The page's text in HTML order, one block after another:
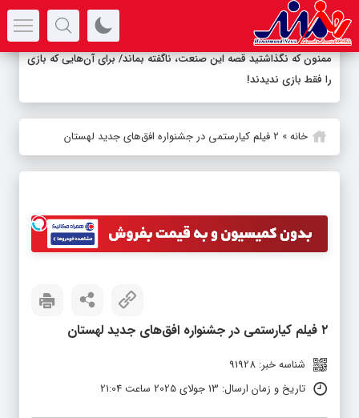
ممنون که نگذاشتید قصه این صنعت، ناگفته بماند/ برای آن‌هایی که بازی
را فقط بازی ندیدند!
خانه» ۲ فیلم کیارستمی در جشنواره افق‌های جدید لهستان
۲ فیلم کیارستمی در جشنواره افق‌های جدید لهستان
شناسه خبر: 91928
تاریخ و زمان ارسال: 13 جولای 2025 ساعت 21:04